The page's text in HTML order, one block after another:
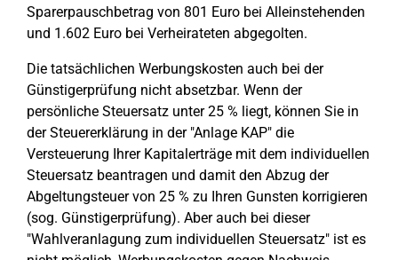
Sparerpauschbetrag von 801 Euro bei Alleinstehenden
und 1.602 Euro bei Verheirateten abgegolten.
Die tatsächlichen Werbungskosten auch bei der
Günstigerprüfung nicht absetzbar. Wenn der
persönliche Steuersatz unter 25 % liegt, können Sie in
der Steuererklärung in der "Anlage KAP" die
Versteuerung Ihrer Kapitalerträge mit dem individuellen
Steuersatz beantragen und damit den Abzug der
Abgeltungsteuer von 25 % zu Ihren Gunsten korrigieren
(sog. Günstigerprüfung). Aber auch bei dieser
"Wahlveranlagung zum individuellen Steuersatz" ist es